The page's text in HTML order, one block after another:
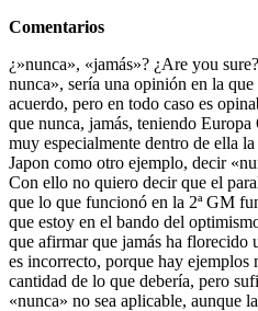
Comentarios
¿»nunca», «jamás»? ¿Are you
nunca», sería una opinión en la
acuerdo, pero en todo caso es
que nunca, jamás, teniendo
muy especialmente dentro de ella
Japon como otro ejemplo, decir
Con ello no quiero decir que el
que lo que funcionó en la 2ª GM
que estoy en el bando del
que afirmar que jamás ha florecido
es incorrecto, porque hay ejemplos
cantidad de lo que debería, pero
«nunca» no sea aplicable, aunque